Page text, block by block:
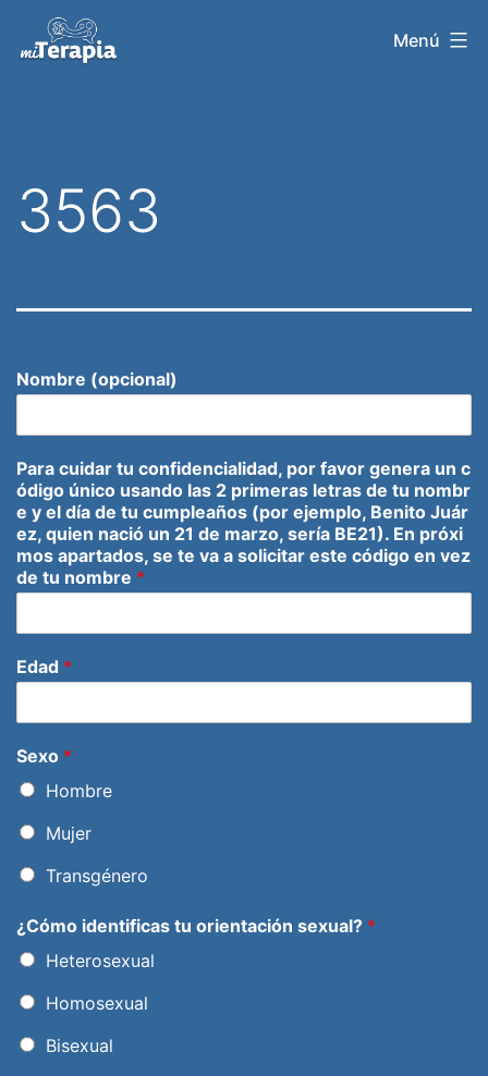
Saltar
Menú
3563
Nombre (opcional)
Para cuidar tu confidencialidad, por favor genera un c
ódigo único usando las 2 primeras letras de tu nombr
e y el día de tu cumpleaños (por ejemplo, Benito Juár
ez, quien nació un 21 de marzo, sería BE21). En próxi
mos apartados, se te va a solicitar este código en vez
de tu nombre *
Edad *
Sexo *
Hombre
Mujer
Transgénero
¿Cómo identificas tu orientación sexual? *
Heterosexual
Homosexual
Bisexual